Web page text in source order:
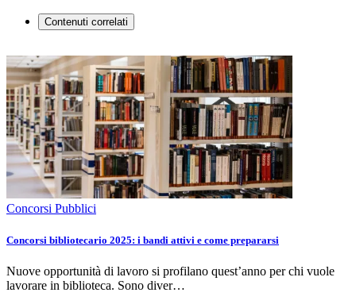
Contenuti correlati
Concorsi Pubblici
Concorsi bibliotecario 2025: i bandi attivi e come prepararsi
Nuove opportunità di lavoro si profilano quest’anno per chi vuole
lavorare in biblioteca. Sono diver…